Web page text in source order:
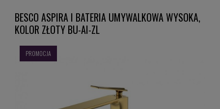
BESCO ASPIRA I BATERIA UMYWALKOWA WYSOKA,
KOLOR ZŁOTY BU-AI-ZL
PROMOCJA